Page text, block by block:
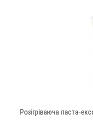
Розігріваюча паста-